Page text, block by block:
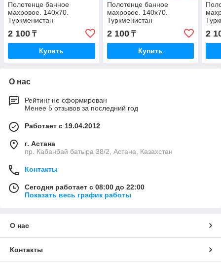
Полотенце банное
махровое. 140х70.
Туркменистан
2 100 ₸
Купить
Полотенце банное
махровое. 140х70.
Туркменистан
2 100₸
Купить
2
О нас
Рейтинг не сформирован
Менее 5 отзывов за последний год
Работает с 19.04.2012
г. Астана
пр. Кабанбай батыра 38/2, Астана, Казахстан
Контакты
Сегодня работает с 08:00 до 22:00
Показать весь график работы
О нас
Контакты